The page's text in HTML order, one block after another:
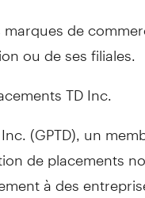
de
ou de ses filiales.
TD Inc.
(GPTD), un
de placements
à des